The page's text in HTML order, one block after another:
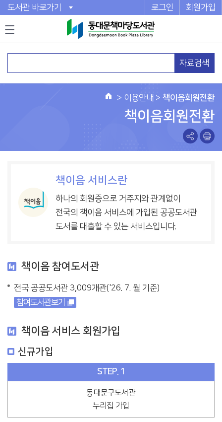
도서관 바로가기 로그인 회원가입
자료검색
홈
> 이용안내 > 책이음회원전환
책이음회원전환
책이음 서비스란
하나의 회원증으로 거주지와 관계없이
전국의 책이음 서비스에 가입된 공공도서관
도서를 대출할 수 있는 서비스입니다.
책이음 참여도서관
전국 공공도서관 3,009개관('26. 7. 월 기준)
참여도서관보기
책이음 서비스 회원가입
신규가입
STEP. 1
동대문구도서관
누리집 가입